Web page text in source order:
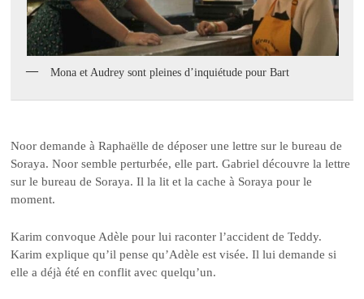
Mona et Audrey sont pleines d’inquiétude pour Bart
Noor demande à Raphaëlle de déposer une lettre sur le bureau de
Soraya. Noor semble perturbée, elle part. Gabriel découvre la lettre
sur le bureau de Soraya. Il la lit et la cache à Soraya pour le
moment.
Karim convoque Adèle pour lui raconter l’accident de Teddy.
Karim explique qu’il pense qu’Adèle est visée. Il lui demande si
elle a déjà été en conflit avec quelqu’un.